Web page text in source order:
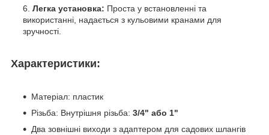
Легка установка: Проста у встановленні та
використанні, надається з кульовими кранами для
зручності.
Характеристики:
Матеріал: пластик
Різьба: Внутрішня різьба: 3/4" або 1"
Два зовнішні виходи з адаптером для садових шлангів